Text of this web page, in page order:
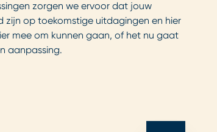
zorgen we ervoor dat jouw
zijn op toekomstige uitdagingen en hier
mee om kunnen gaan, of het nu gaat
aanpassing.